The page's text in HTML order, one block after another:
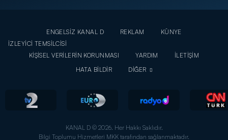
ENGELSİZ KANAL D REKLAM
KÜNYE
İZLEYİCİ TEMSİLCİSİ
KİŞİSEL VERİLERİN KORUNMASI
YARDIM
İLETİŞİM
HATA BİLDİR
DİĞER
KANAL D © 2026. Her Hakkı Saklıdır.
Bilgi Toplumu Hizmetleri MKK tarafından sağlanmaktadır.